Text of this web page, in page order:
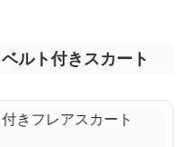
ルト付きスカート